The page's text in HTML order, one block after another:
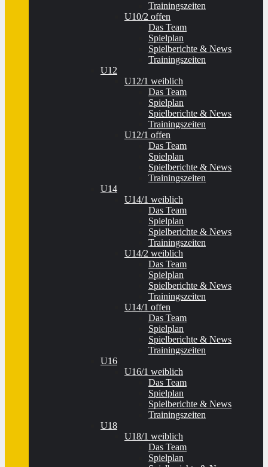
Trainingszeiten
U10/2 offen
Das Team
Spielplan
Spielberichte & News
Trainingszeiten
U12
U12/1 weiblich
Das Team
Spielplan
Spielberichte & News
Trainingszeiten
U12/1 offen
Das Team
Spielplan
Spielberichte & News
Trainingszeiten
U14
U14/1 weiblich
Das Team
Spielplan
Spielberichte & News
Trainingszeiten
U14/2 weiblich
Das Team
Spielplan
Spielberichte & News
Trainingszeiten
U14/1 offen
Das Team
Spielplan
Spielberichte & News
Trainingszeiten
U16
U16/1 weiblich
Das Team
Spielplan
Spielberichte & News
Trainingszeiten
U18
U18/1 weiblich
Das Team
Spielplan